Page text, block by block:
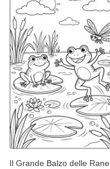
Il Grande Balzo delle Rane